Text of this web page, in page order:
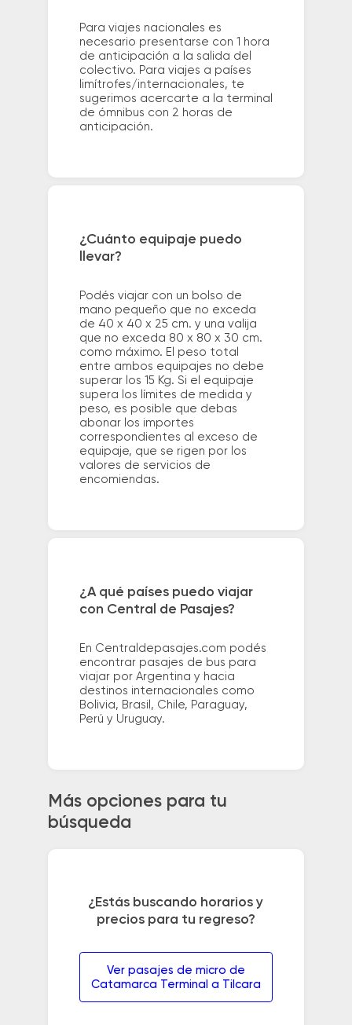
Para viajes nacionales es
necesario presentarse con 1 hora
de anticipación a la salida del
colectivo. Para viajes a países
limítrofes/internacionales, te
sugerimos acercarte a la terminal
de ómnibus con 2 horas de
anticipación.
¿Cuánto equipaje puedo
llevar?
Podés viajar con un bolso de
mano pequeño que no exceda
de 40 x 40 x 25 cm. y una valija
que no exceda 80 x 80 x 30 cm.
como máximo. El peso total
entre ambos equipajes no debe
superar los 15 Kg. Si el equipaje
supera los límites de medida y
peso, es posible que debas
abonar los importes
correspondientes al exceso de
equipaje, que se rigen por los
valores de servicios de
encomiendas.
¿A qué países puedo viajar
con Central de Pasajes?
En Centraldepasajes.com podés
encontrar pasajes de bus para
viajar por Argentina y hacia
destinos internacionales como
Bolivia, Brasil, Chile, Paraguay,
Perú y Uruguay.
Más opciones para tu
búsqueda
¿Estás buscando horarios y
precios para tu regreso?
Ver pasajes de micro de
Catamarca Terminal a Tilcara